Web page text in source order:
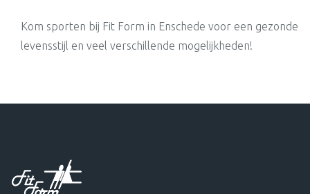
Kom sporten bij Fit Form in Enschede voor een gezonde
levensstijl en veel verschillende mogelijkheden!